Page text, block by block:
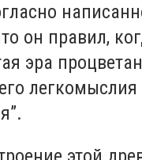
он правил,
эра